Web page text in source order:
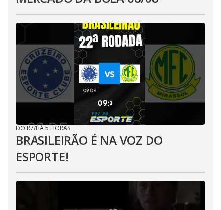
DO R7/HÁ 5 HORAS
BRASILEIRÃO É NA VOZ DO
ESPORTE!